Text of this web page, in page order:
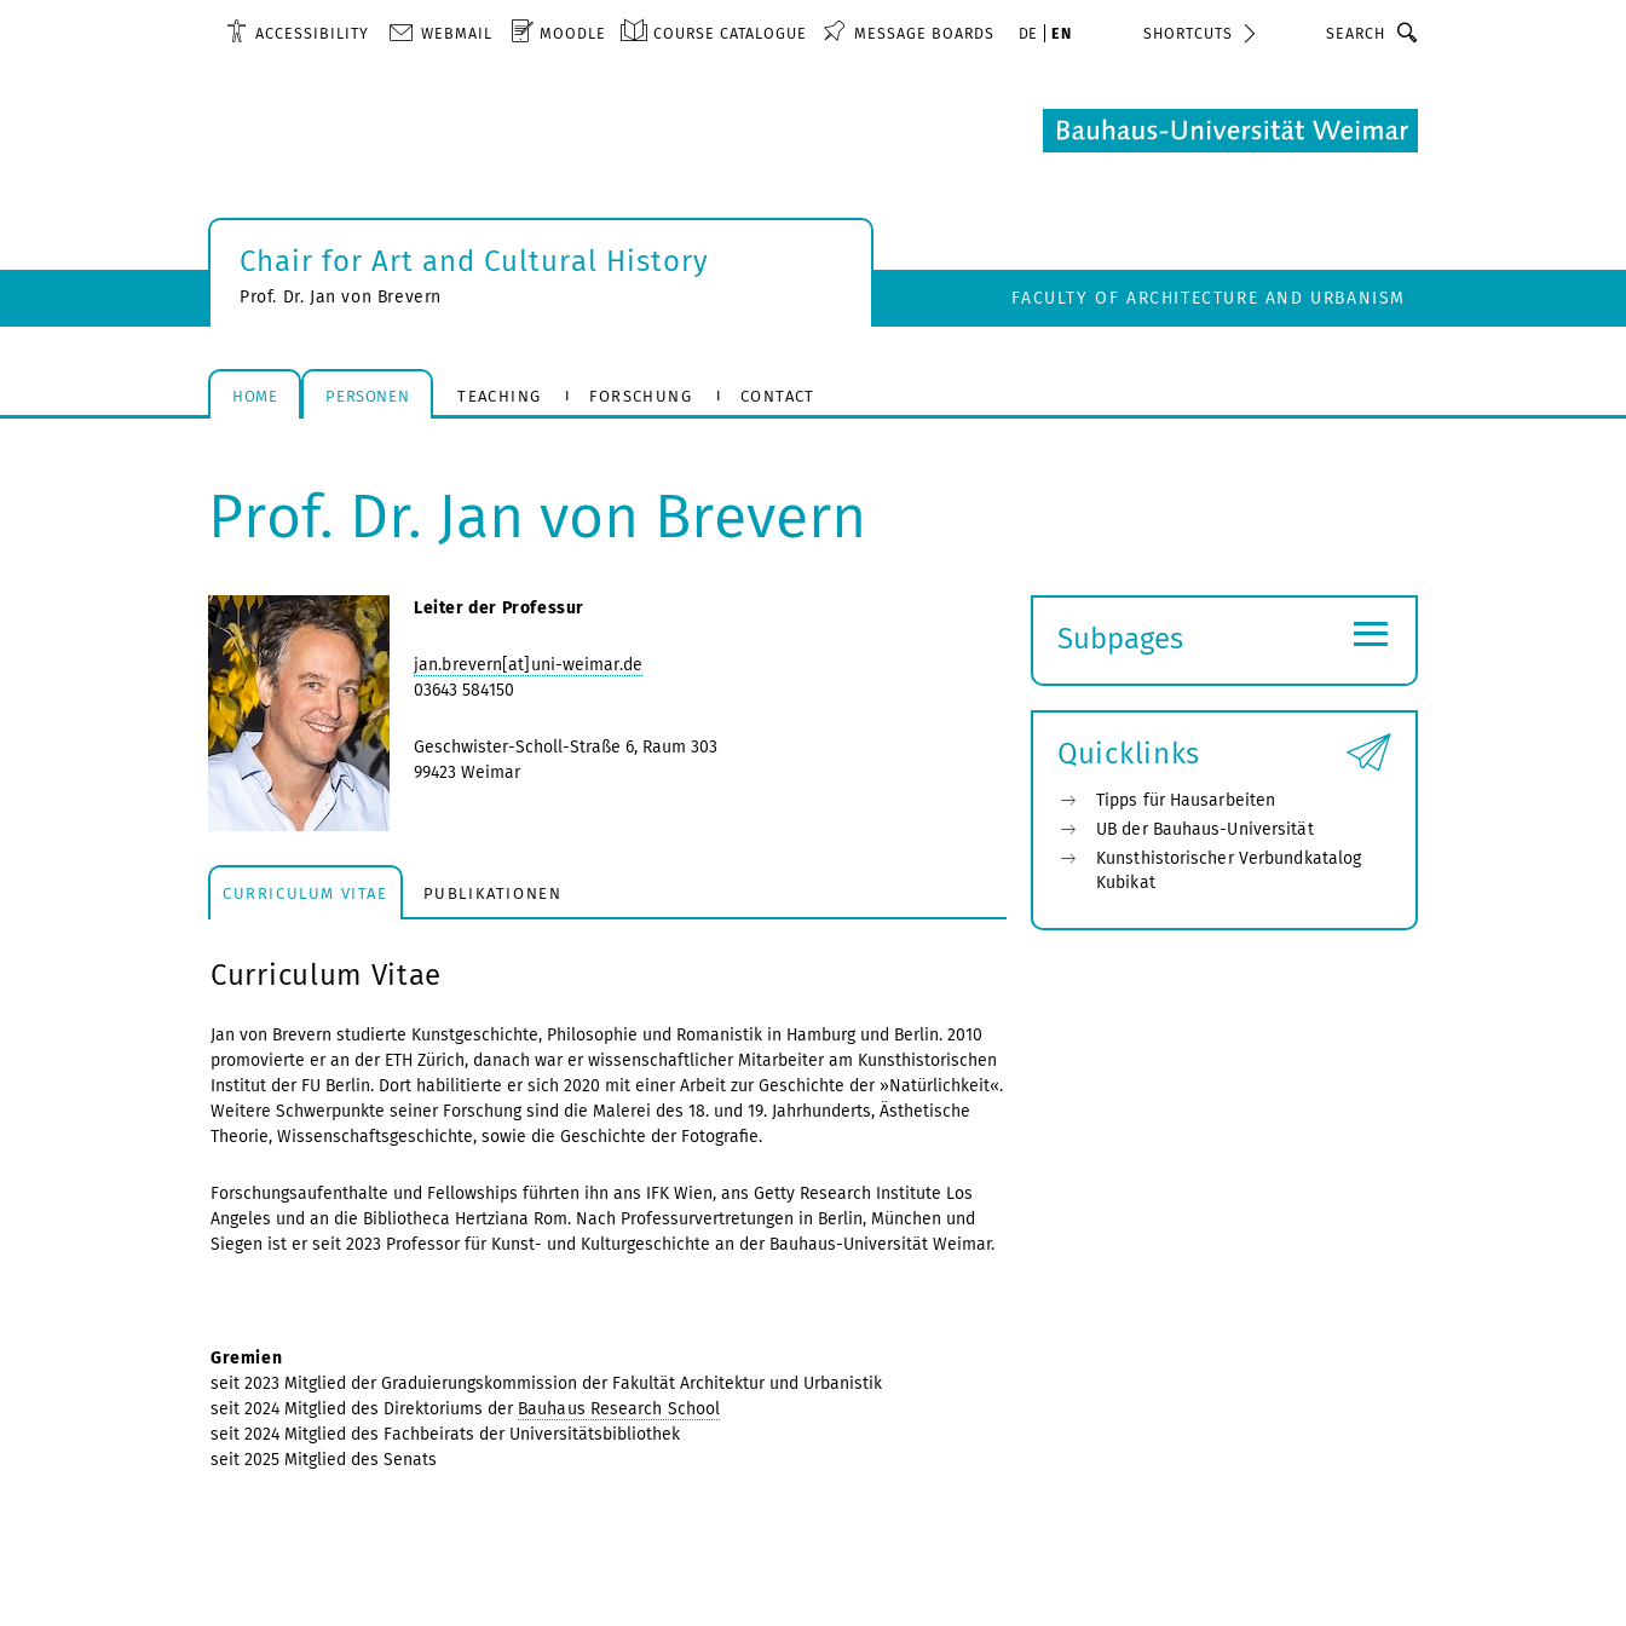
ACCESSIBILITY WEBMAIL MOODLE COURSE CATALOGUE MESSAGE BOARDS DE EN SHORTCUTS
Chair for Art and Cultural History
Prof. Dr. Jan von Brevern FACULTY OF ARCHITECTURE AND URBANISM
HOME PERSONEN TEACHING FORSCHUNG CONTACT
Prof. Dr. Jan von Brevern
Leiter der Professur
jan.brevern[at]uni-weimar.de
03643 584150
Geschwister-Scholl-Straße 6, Raum 303
99423 Weimar
CURRICULUM VITAE PUBLIKATIONEN
Curriculum Vitae
Jan von Brevern studierte Kunstgeschichte, Philosophie und Romanistik in Hamburg und Berlin. 2010
promovierte er an der ETH Zürich, danach war er wissenschaftlicher Mitarbeiter am Kunsthistorischen
Institut der FU Berlin. Dort habilitierte er sich 2020 mit einer Arbeit zur Geschichte der »Natürlichkeit«.
Weitere Schwerpunkte seiner Forschung sind die Malerei des 18. und 19. Jahrhunderts, Ästhetische
Theorie, Wissenschaftsgeschichte, sowie die Geschichte der Fotografie.
Forschungsaufenthalte und Fellowships führten ihn ans IFK Wien, ans Getty Research Institute Los
Angeles und an die Bibliotheca Hertziana Rom. Nach Professurvertretungen in Berlin, München und
Siegen ist er seit 2023 Professor für Kunst- und Kulturgeschichte an der Bauhaus-Universität Weimar.
Gremien
seit 2023 Mitglied der Graduierungskommission der Fakultät Architektur und Urbanistik
seit 2024 Mitglied des Direktoriums der Bauhaus Research School
seit 2024 Mitglied des Fachbeirats der Universitätsbibliothek
seit 2025 Mitglied des Senats
Subpages
submenu
≡
Quicklinks
Tipps für Hausarbeiten
UB der Bauhaus-Universität
Kunsthistorischer Verbundkatalog
Kubikat